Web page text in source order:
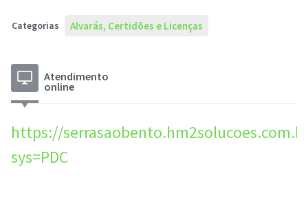
Categorias Alvarás, Certidões e Licenças
desktop_windows Atendimento
online
https://
sys=PDC